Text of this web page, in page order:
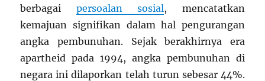
berbagai persoalan sosial, mencatatkan
kemajuan signifikan dalam hal pengurangan
angka pembunuhan. Sejak berakhirnya era
apartheid pada 1994, angka pembunuhan di
negara ini dilaporkan telah turun sebesar 44%.